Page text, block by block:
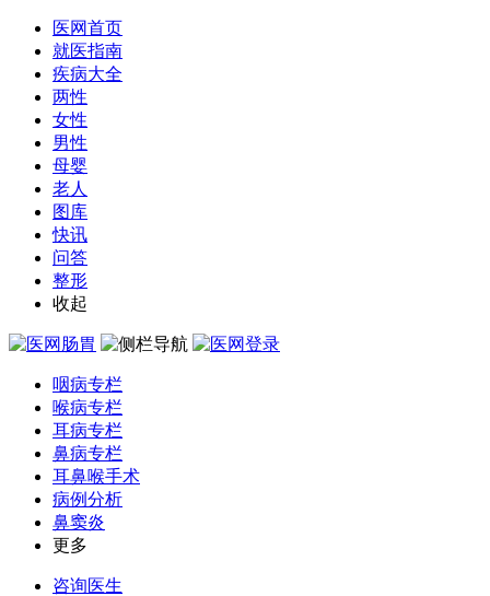
医网首页
就医指南
疾病大全
两性
女性
男性
母婴
老人
图库
快讯
问答
整形
收起
咽病专栏
喉病专栏
耳病专栏
鼻病专栏
耳鼻喉手术
病例分析
鼻窦炎
更多
咨询医生